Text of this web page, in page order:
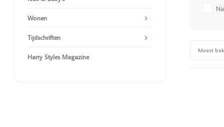
Wonen
Tijdschriften
Harry Styles Magazine
Meest